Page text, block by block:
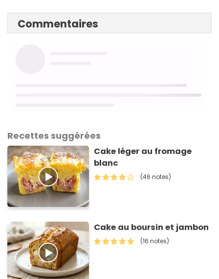
Commentaires
Recettes suggérées
Cake léger au fromage
blanc
(46 notes)
Cake au boursin et jambon
(16 notes)